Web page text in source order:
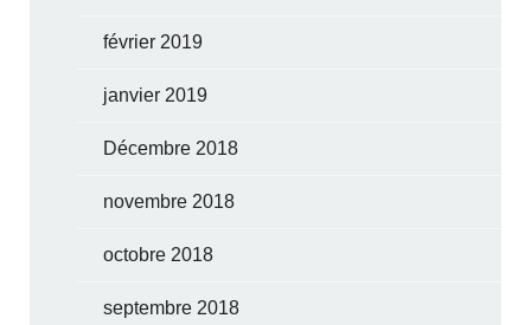
février 2019
janvier 2019
Décembre 2018
novembre 2018
octobre 2018
septembre 2018